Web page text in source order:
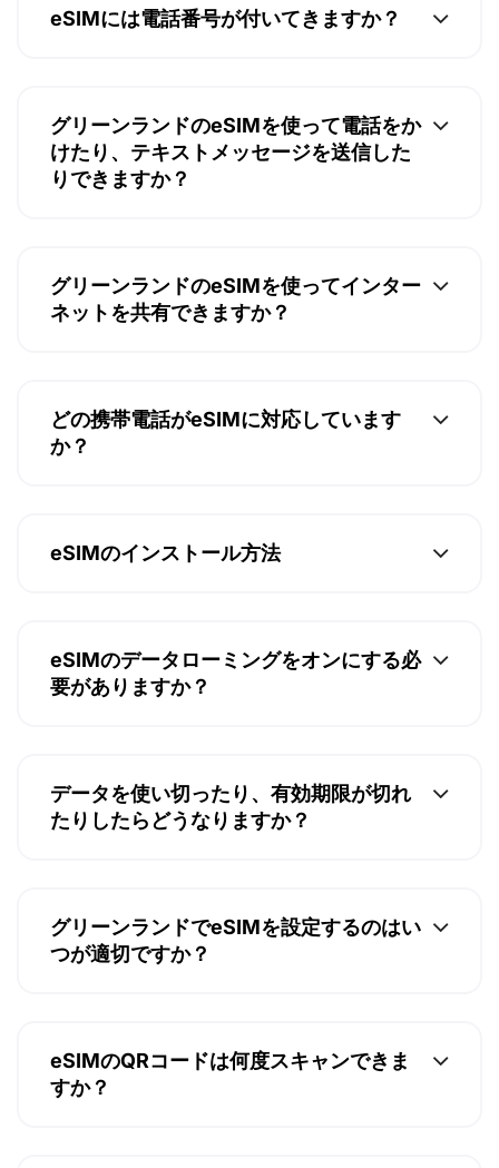
eSIMには電話番号が付いてきますか？
グリーンランドのeSIMを使って電話をか
けたり、テキストメッセージを送信した
りできますか？
グリーンランドのeSIMを使ってインター
ネットを共有できますか？
どの携帯電話がeSIMに対応しています
か？
eSIMのインストール方法
eSIMのデータローミングをオンにする必
要がありますか？
データを使い切ったり、有効期限が切れ
たりしたらどうなりますか？
グリーンランドでeSIMを設定するのはい
つが適切ですか？
eSIMのQRコードは何度スキャンできま
すか？